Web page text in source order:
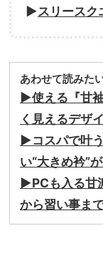
▶︎スリースク
あわせて読みた
▶︎使える『甘
く見えるデザ
▶︎コスパで叶
い“大きめ衿”
▶︎PCも入る甘
から習い事ま